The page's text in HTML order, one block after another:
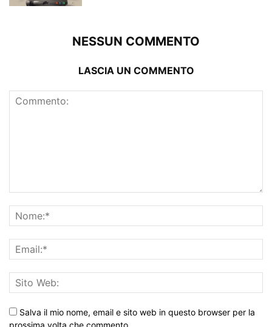
NESSUN COMMENTO
LASCIA UN COMMENTO
Salva il mio nome, email e sito web in questo browser per la
prossima volta che commento.